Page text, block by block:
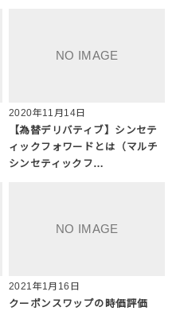
2020年11月14日
【為替デリバティブ】シンセテ
ィックフォワードとは（マルチ
シンセティックフ…
2021年1月16日
クーポンスワップの時価評価